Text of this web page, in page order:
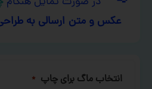
عکس و متن ارسالی به
انتخاب ماگ برای چاپ *